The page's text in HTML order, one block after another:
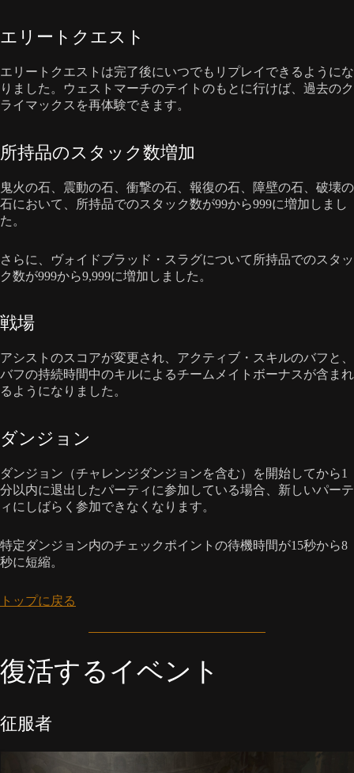
エリートクエスト
エリートクエストは完了後にいつでもリプレイできるようにな
りました。ウェストマーチのテイトのもとに行けば、過去のク
ライマックスを再体験できます。
所持品のスタック数増加
鬼火の石、震動の石、衝撃の石、報復の石、障壁の石、破壊の
石において、所持品でのスタック数が99から999に増加しまし
た。
さらに、ヴォイドブラッド・スラグについて所持品でのスタッ
ク数が999から9,999に増加しました。
戦場
アシストのスコアが変更され、アクティブ・スキルのバフと、
バフの持続時間中のキルによるチームメイトボーナスが含まれ
るようになりました。
ダンジョン
ダンジョン（チャレンジダンジョンを含む）を開始してから1
分以内に退出したパーティに参加している場合、新しいパーテ
ィにしばらく参加できなくなります。
特定ダンジョン内のチェックポイントの待機時間が15秒から8
秒に短縮。
トップに戻る
復活するイベント
征服者